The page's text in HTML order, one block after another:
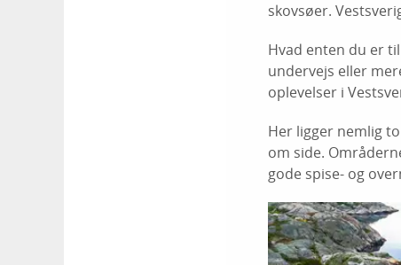
skovsøer.
Hvad enten du er
undervejs eller
oplevelser i
Her ligger nemlig
om side.
gode spise- og